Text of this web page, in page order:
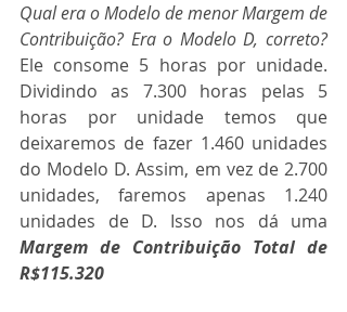
Qual era o Modelo de menor Margem de
Contribuição? Era o Modelo D, correto?
Ele consome 5 horas por unidade.
Dividindo as 7.300 horas pelas 5
horas por unidade temos que
deixaremos de fazer 1.460 unidades
do Modelo D. Assim, em vez de 2.700
unidades, faremos apenas 1.240
Margem de Contribuição Total de
R$115.320